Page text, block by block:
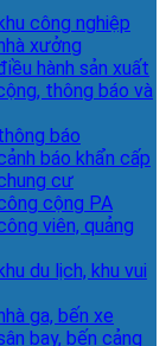
công nghiệp
xưởng
hành sản xuất
thông báo và
báo
báo khẩn cấp
cư
cộng PA
viên, quảng
du lịch, khu vui
ga, bến xe
bay, bến cảng